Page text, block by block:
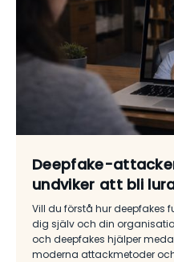
Deepfake-
undviker att bli
Vill du förstå hur deepfakes
dig själv och din
och deepfakes hjälper
moderna attackmetoder